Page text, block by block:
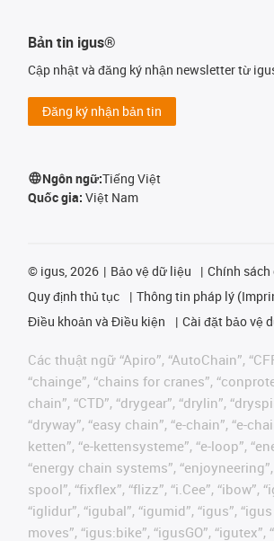
Bản tin igus®
Cập nhật và đăng ký nhận newsletter từ
Đăng ký nhận bản tin
Ngôn ngữ:Tiếng Việt
Quốc gia: Việt Nam
© igus, 2026 Bảo vệ dữ liệu
Chính sách
Quy định thủ tục
Thông tin pháp lý
Điều khoản và Điều kiện
Cài đặt bảo vệ
Các thuật ngữ “Apiro”, “AutoChain”,
“chainge”, “chains for cranes”,
chain”, “CTD”, “drygear”, “drylin”,
“dryway”, “easy chain”, “e-chain”, “e-
ketten”, “e-kettensysteme”, “e-loop”,
“energy chain systems”, “enjoyneering”,
spool”, “fixflex”, “flizz”, “i.Cee”, “ibow”,
“iglidur”, “igubal”, “igumid”, “igus”,
moves”, “igus:bike”, “igusGO”, “igutex”,